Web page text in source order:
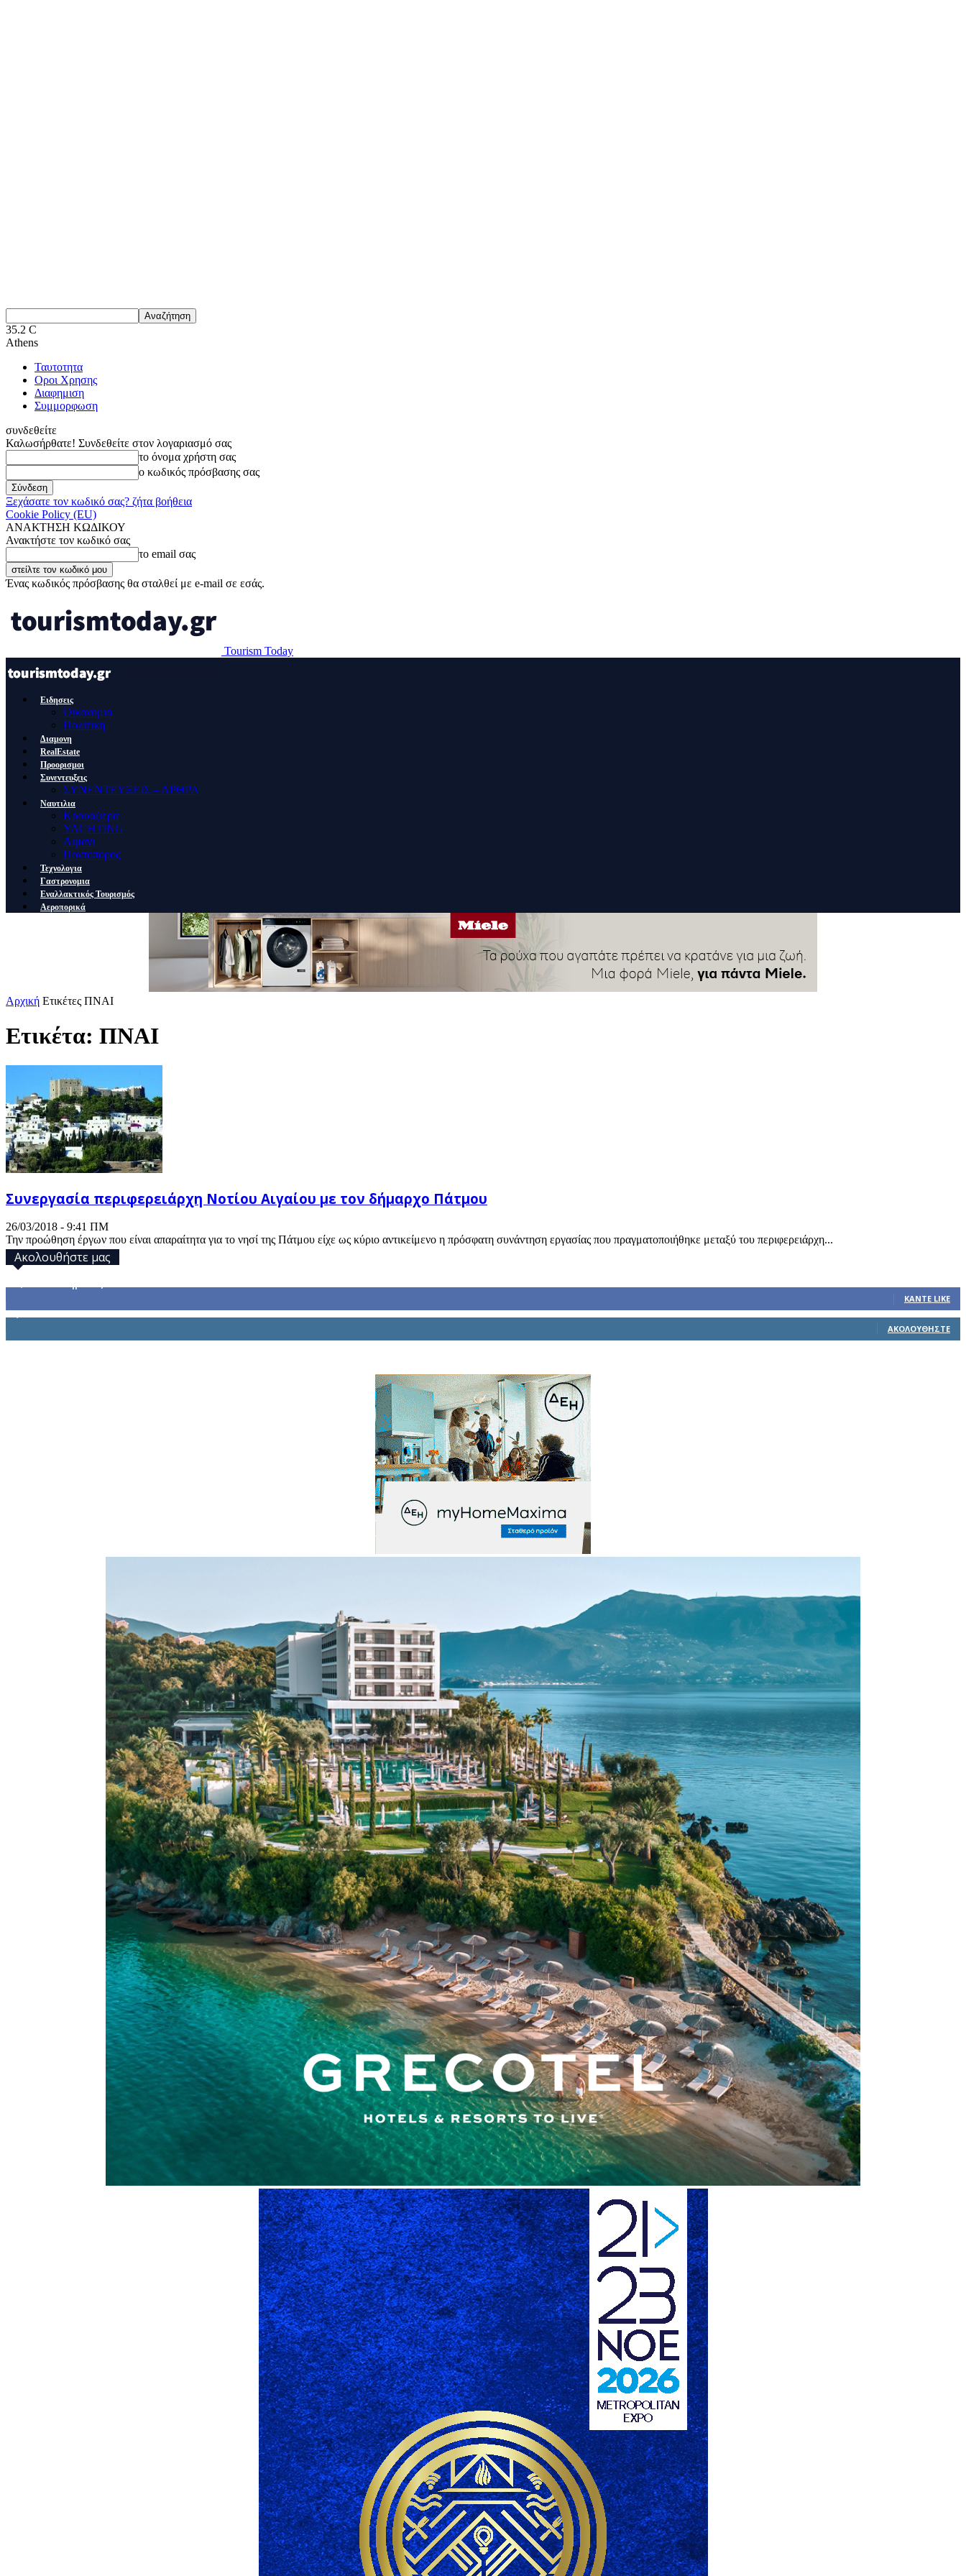
35.2 C
Athens
Ταυτοτητα
Οροι Χρησης
Διαφημιση
Συμμορφωση
συνδεθείτε
Καλωσήρθατε! Συνδεθείτε στον λογαριασμό σας
το όνομα χρήστη σας
ο κωδικός πρόσβασης σας
Ξεχάσατε τον κωδικό σας? ζήτα βοήθεια
Cookie Policy (EU)
ΑΝΑΚΤΗΣΗ ΚΩΔΙΚΟΥ
Ανακτήστε τον κωδικό σας
το email σας
Ένας κωδικός πρόσβασης θα σταλθεί με e-mail σε εσάς.
Tourism Today
Ειδησεις
Οικονομια
Πολιτικη
Διαμονη
RealEstate
Προορισμοι
Συνεντευξεις
ΣΥΝΕΝΤΕΥΞΕΙΣ – ΑΡΘΡΑ
Ναυτιλια
Κρουαζιερα
YACHTING
Λιμανι
Ποντοπορος
Τεχνολογια
Γαστρονομια
Εναλλακτικός Τουρισμός
Αεροπορικά
Αρχική Ετικέτες ΠΝΑΙ
Ετικέτα: ΠΝΑΙ
Συνεργασία περιφερειάρχη Νοτίου Αιγαίου με τον δήμαρχο Πάτμου
26/03/2018 - 9:41 ΠΜ
Την προώθηση έργων που είναι απαραίτητα για το νησί της Πάτμου είχε ως κύριο αντικείμενο η πρόσφατη συνάντηση εργασίας που πραγματοποιήθηκε μεταξύ του περιφερειάρχη...
Ακολουθήστε μας
ΚΆΝΤΕ LIKE
ΑΚΟΛΟΥΘΉΣΤΕ